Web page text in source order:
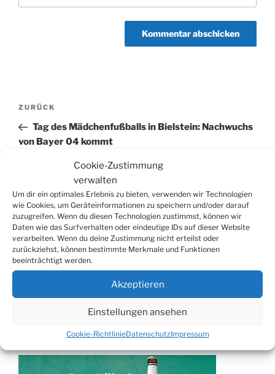
Cookie-Zustimmung
verwalten
Um dir ein optimales Erlebnis zu bieten, verwenden wir Technologien
wie Cookies, um Geräteinformationen zu speichern und/oder darauf
zuzugreifen. Wenn du diesen Technologien zustimmst, können wir
Daten wie das Surfverhalten oder eindeutige IDs auf dieser Website
verarbeiten. Wenn du deine Zustimmung nicht erteilst oder
zurückziehst, können bestimmte Merkmale und Funktionen
beeinträchtigt werden.
Akzeptieren
Einstellungen ansehen
Cookie-RichtlinieDatenschutzImpressum
Beitragsnavigation
Vorheriger
Beitrag
ZURÜCK
Tag des Mädchenfußballs in Bielstein: Nachwuchs
von Bayer 04 kommt
Dirkmann begeistert bei der Comedy-
Brauereiführung
nach:
WERBUNG